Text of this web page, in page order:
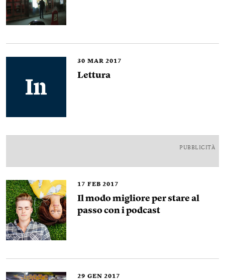
30 MAR 2017
Lettura
PUBBLICITÀ
17 FEB 2017
Il modo migliore per stare al
passo con i podcast
29 GEN 2017